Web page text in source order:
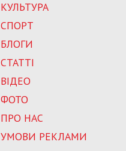
КУЛЬТУРА
СПОРТ
БЛОГИ
СТАТТІ
ВІДЕО
ФОТО
ПРО НАС
УМОВИ РЕКЛАМИ